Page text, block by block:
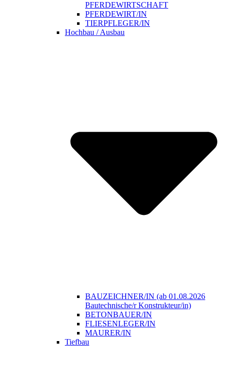
PFERDEWIRTSCHAFT
PFERDEWIRT/IN
TIERPFLEGER/IN
Hochbau / Ausbau
BAUZEICHNER/IN (ab 01.08.2026
Bautechnische/r Konstrukteur/in)
BETONBAUER/IN
FLIESENLEGER/IN
MAURER/IN
Tiefbau